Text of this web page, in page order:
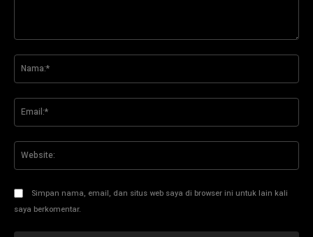
Simpan nama, email, dan situs web saya di browser ini untuk lain kali
saya berkomentar.